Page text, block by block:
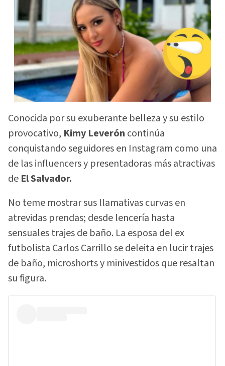
Conocida por su exuberante belleza y su estilo
provocativo, Kimy Leverón continúa
conquistando seguidores en Instagram como una
de las influencers y presentadoras más atractivas
de El Salvador.
No teme mostrar sus llamativas curvas en
atrevidas prendas; desde lencería hasta
sensuales trajes de baño. La esposa del ex
futbolista Carlos Carrillo se deleita en lucir trajes
de baño, microshorts y minivestidos que resaltan
su figura.